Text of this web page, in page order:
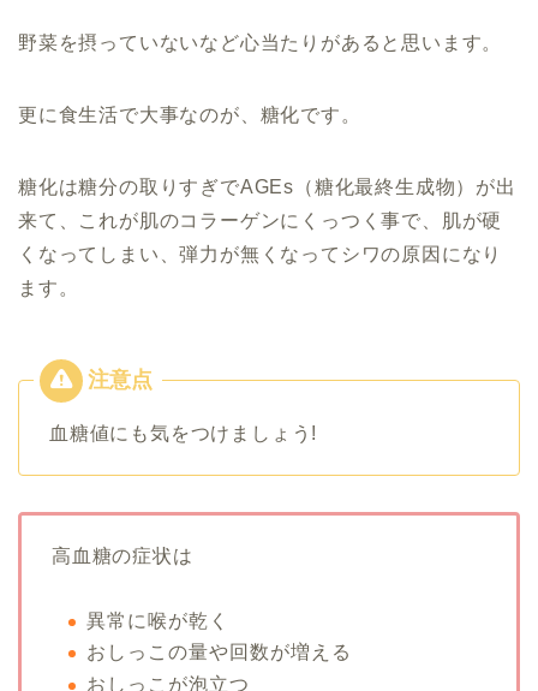
野菜を摂っていないなど心当たりがあると思います。
更に食生活で大事なのが、糖化です。
糖化は糖分の取りすぎでAGEs（糖化最終生成物）が出
来て、これが肌のコラーゲンにくっつく事で、肌が硬
くなってしまい、弾力が無くなってシワの原因になり
ます。
血糖値にも気をつけましょう!
高血糖の症状は
異常に喉が乾く
おしっこの量や回数が増える
おしっこが泡立つ